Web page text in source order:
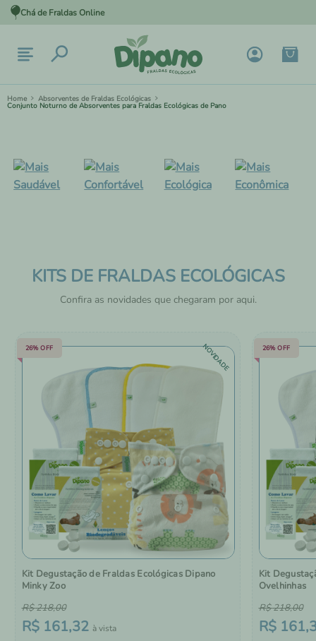
Chá de Fraldas Online
Absorventes de Fraldas Ecológicas
Conjunto Noturno de Absorventes para Fraldas Ecológicas de Pano
KITS DE FRALDAS ECOLÓGICAS
Confira as novidades que chegaram por aqui.
26% OFF NOVIDADE
Kit Degustação de Fraldas Ecológicas Dipano
Minky Zoo
R$ 161,32
R$218,00
26% OFF
Kit
Ovelhinhas
R$ 161,
R$218,00